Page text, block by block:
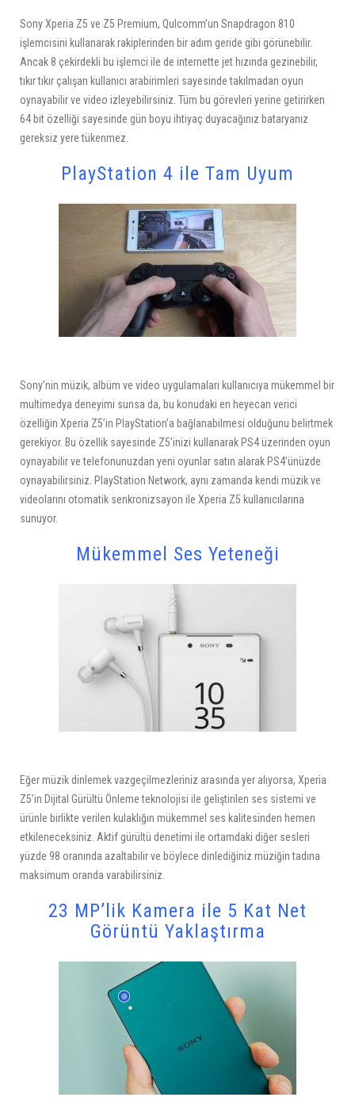
Sony Xperia Z5 ve Z5 Premium, Qulcomm’un Snapdragon 810
işlemcisini kullanarak rakiplerinden bir adım geride gibi görünebilir.
Ancak 8 çekirdekli bu işlemci ile de internette jet hızında gezinebilir,
tıkır tıkır çalışan kullanıcı arabirimleri sayesinde takılmadan oyun
oynayabilir ve video izleyebilirsiniz. Tüm bu görevleri yerine getirirken
64 bit özelliği sayesinde gün boyu ihtiyaç duyacağınız bataryanız
gereksiz yere tükenmez.
PlayStation 4 ile Tam Uyum
Sony’nin müzik, albüm ve video uygulamaları kullanıcıya mükemmel bir
multimedya deneyimi sunsa da, bu konudaki en heyecan verici
özelliğin Xperia Z5’in PlayStation’a bağlanabilmesi olduğunu belirtmek
gerekiyor. Bu özellik sayesinde Z5’inizi kullanarak PS4 üzerinden oyun
oynayabilir ve telefonunuzdan yeni oyunlar satın alarak PS4’ünüzde
oynayabilirsiniz. PlayStation Network, aynı zamanda kendi müzik ve
videolarını otomatik senkronizsayon ile Xperia Z5 kullanıcılarına
sunuyor.
Mükemmel Ses Yeteneği
Eğer müzik dinlemek vazgeçilmezleriniz arasında yer alıyorsa, Xperia
Z5’in Dijital Gürültü Önleme teknolojisi ile geliştirilen ses sistemi ve
ürünle birlikte verilen kulaklığın mükemmel ses kalitesinden hemen
etkileneceksiniz. Aktif gürültü denetimi ile ortamdaki diğer sesleri
yüzde 98 oranında azaltabilir ve böylece dinlediğiniz müziğin tadına
maksimum oranda varabilirsiniz.
23 MP’lik Kamera ile 5 Kat Net
Görüntü Yaklaştırma